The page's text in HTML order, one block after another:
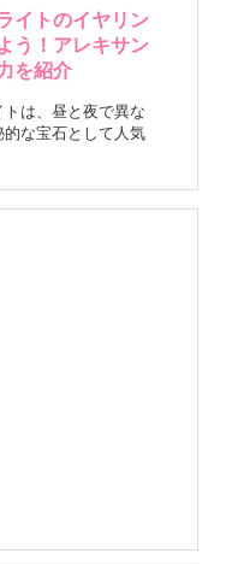
イトのイヤリン
う！アレキサン
を紹介
は、昼と夜で異な
な宝石として人気